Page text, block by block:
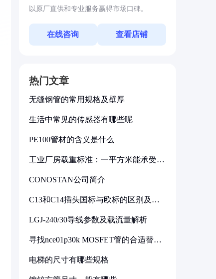
以原厂直供和专业服务赢得市场口碑。
在线咨询 查看店铺
热门文章
无缝钢管的常用规格及壁厚
生活中常见的传感器有哪些呢
PE100管材的含义是什么
工业厂房载重标准：一平方米能承受多
CONOSTAN公司简介
C13和C14插头国标与欧标的区别及其
LGJ-240/30导线参数及载流量解析
寻找nce01p30k MOSFET管的合适替代
电梯的尺寸有哪些规格